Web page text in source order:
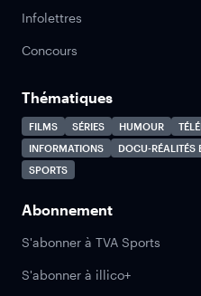
Infolettres
Concours
Thématiques
FILMS SÉRIES HUMOUR
INFORMATIONS
DOCU-RÉALITÉS
SPORTS
Abonnement
S'abonner à TVA Sports
S'abonner à illico+